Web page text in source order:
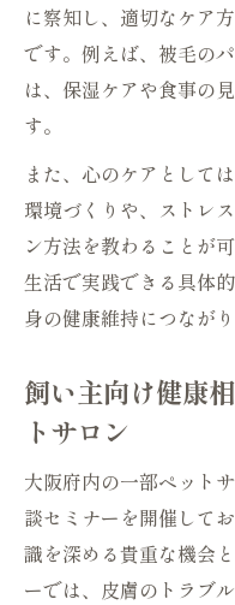
に察知し、適切なケア
です。例えば、被毛の
は、保湿ケアや食事の
す。
また、心のケアとして
環境づくりや、ストレ
ン方法を教わることが
生活で実践できる具体
身の健康維持につながり
飼い主向け健康
トサロン
大阪府内の一部ペット
談セミナーを開催して
識を深める貴重な機会
ーでは、皮膚のトラブ